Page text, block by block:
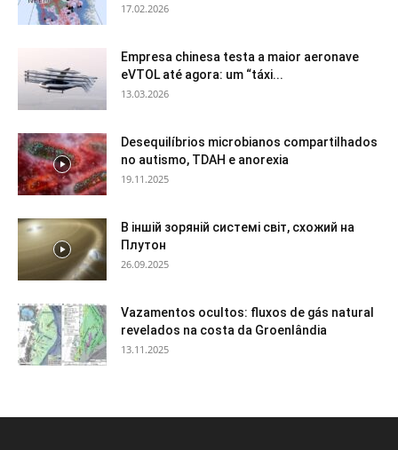
17.02.2026
Empresa chinesa testa a maior aeronave
eVTOL até agora: um “táxi...
13.03.2026
Desequilíbrios microbianos compartilhados
no autismo, TDAH e anorexia
19.11.2025
В іншій зоряній системі світ, схожий на
Плутон
26.09.2025
Vazamentos ocultos: fluxos de gás natural
revelados na costa da Groenlândia
13.11.2025